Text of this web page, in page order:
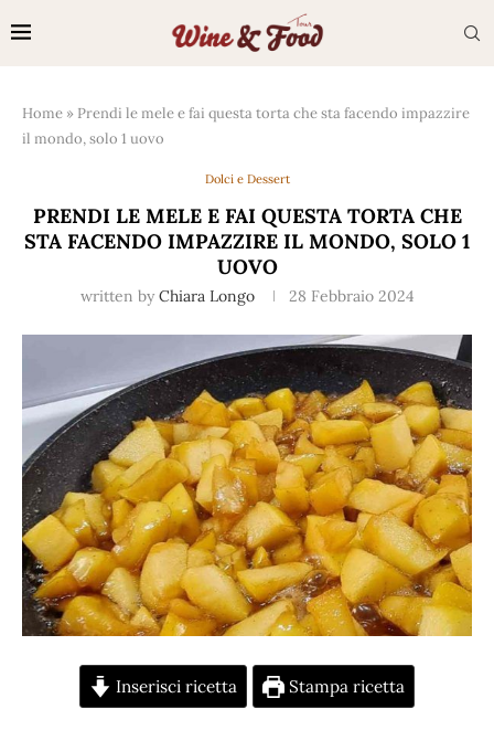
Home » Prendi le mele e fai questa torta che sta facendo impazzire
il mondo, solo 1 uovo
Dolci e Dessert
PRENDI LE MELE E FAI QUESTA TORTA CHE
STA FACENDO IMPAZZIRE IL MONDO, SOLO 1
UOVO
written by Chiara Longo 28 Febbraio 2024
Inserisci ricetta Stampa ricetta